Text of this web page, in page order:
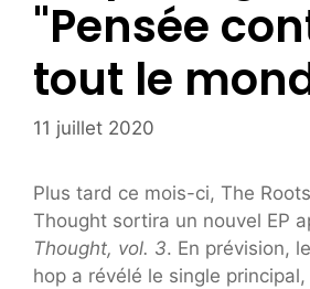
"Pensée
tout le
11 juillet 2020
Plus tard ce mois-ci, The
Thought sortira un nouvel EP
Thought, vol. 3. En prévision,
hop a révélé le single